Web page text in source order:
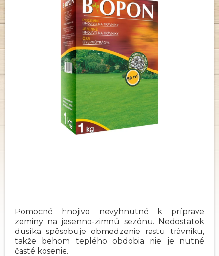
Pomocné hnojivo nevyhnutné k príprave
zeminy na jesenno-zimnú sezónu. Nedostatok
dusíka spôsobuje obmedzenie rastu trávniku,
takže behom teplého obdobia nie je nutné
časté kosenie.